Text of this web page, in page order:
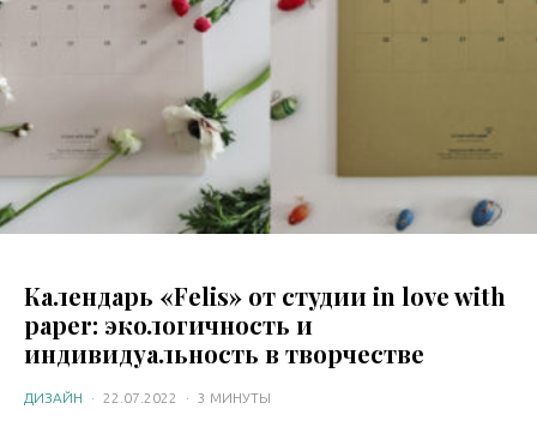
Календарь «Felis» от студии in love with
paper: экологичность и
индивидуальность в творчестве
ДИЗАЙН · 22.07.2022 · 3 МИНУТЫ